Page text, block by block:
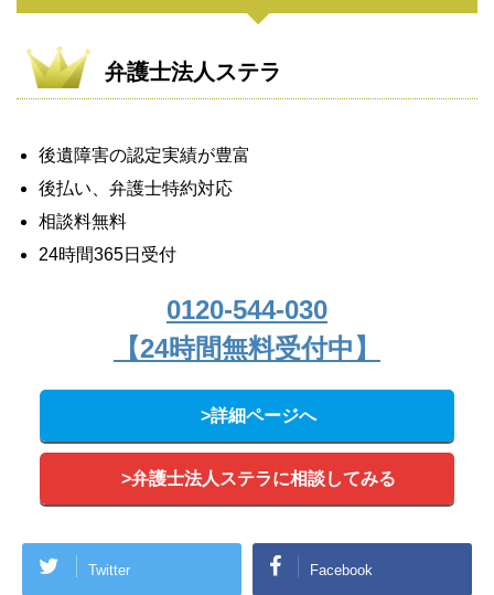
弁護士法人ステラ
後遺障害の認定実績が豊富
後払い、弁護士特約対応
相談料無料
24時間365日受付
0120-544-030
【24時間無料受付中】
>詳細ページへ
>弁護士法人ステラに相談してみる
Twitter Facebook